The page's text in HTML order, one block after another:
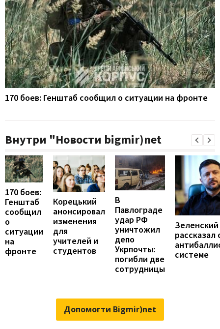
170 боев: Генштаб сообщил о ситуации на фронте
Внутри "Новости bigmir)net
170 боев:
Генштаб
сообщил
о
ситуации
на
фронте
Корецький
анонсировал
изменения
для
учителей и
студентов
В
Павлограде
удар РФ
уничтожил
депо
Укрпочты:
погибли две
сотрудницы
Зеленский
рассказал
системе
Допомогти Bigmir)net